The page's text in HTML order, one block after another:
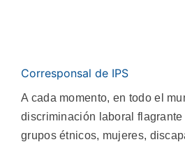
Corresponsal de IPS
A cada momento, en todo el
discriminación laboral
grupos étnicos, mujeres,